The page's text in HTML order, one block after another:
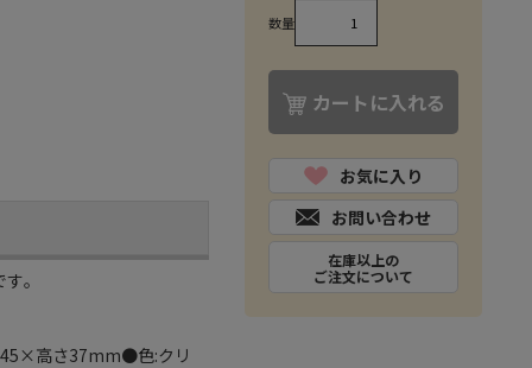
｡
45×高さ37mm●色:クリ
数量
カートに入れる
お気に入り
お問い合わせ
在庫以上の
ご注文について